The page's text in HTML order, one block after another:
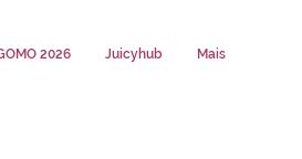
2026 Juicyhub Mais